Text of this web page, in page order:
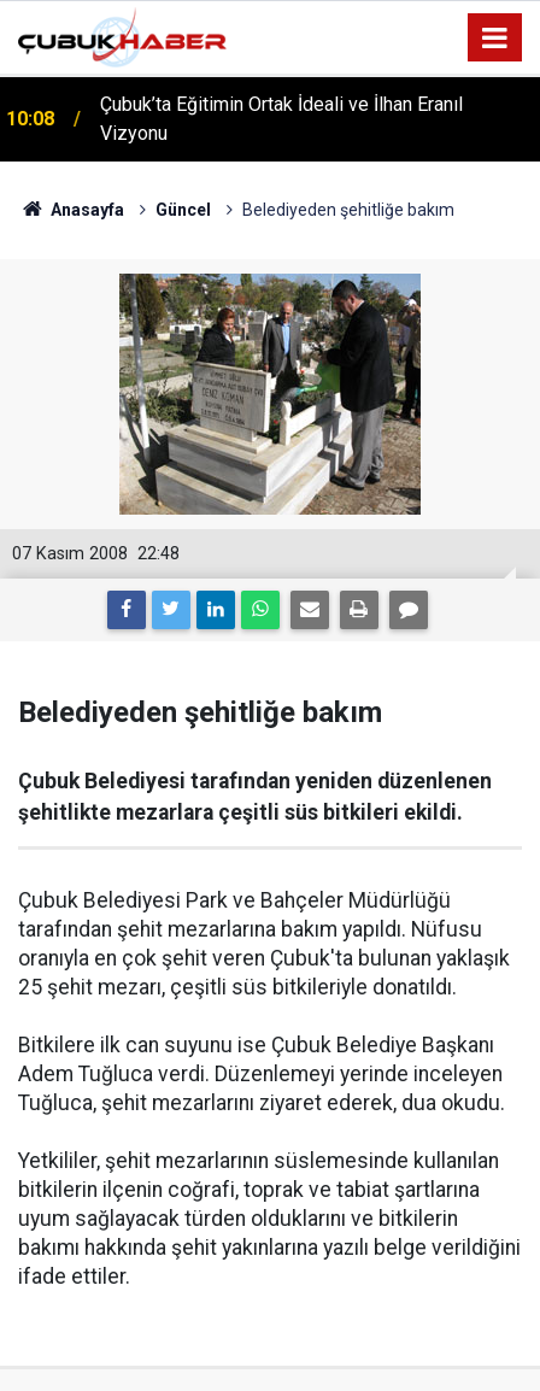
10:08
Çubuk’ta Eğitimin Ortak İdeali ve İlhan Eranıl
Vizyonu
ÇUBUK’TA ‘YAZA MERHABA’ COŞKUSU: Kursiyerler
Anasayfa Güncel Belediyeden şehitliğe bakım
22:48
07 Kasım 2008
Belediyeden şehitliğe bakım
Çubuk Belediyesi tarafından yeniden düzenlenen
şehitlikte mezarlara çeşitli süs bitkileri ekildi.
Çubuk Belediyesi Park ve Bahçeler Müdürlüğü
tarafından şehit mezarlarına bakım yapıldı. Nüfusu
oranıyla en çok şehit veren Çubuk'ta bulunan yaklaşık
25 şehit mezarı, çeşitli süs bitkileriyle donatıldı.
Bitkilere ilk can suyunu ise Çubuk Belediye Başkanı
Adem Tuğluca verdi. Düzenlemeyi yerinde inceleyen
Tuğluca, şehit mezarlarını ziyaret ederek, dua okudu.
Yetkililer, şehit mezarlarının süslemesinde kullanılan
bitkilerin ilçenin coğrafi, toprak ve tabiat şartlarına
uyum sağlayacak türden olduklarını ve bitkilerin
bakımı hakkında şehit yakınlarına yazılı belge verildiğini
ifade ettiler.